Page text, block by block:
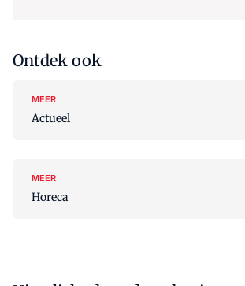
Ontdek ook
MEER
Actueel
MEER
Horeca